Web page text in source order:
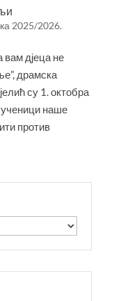
2025/2026.
дјеца не
драмска
су 1. октобра
ученици наше
против